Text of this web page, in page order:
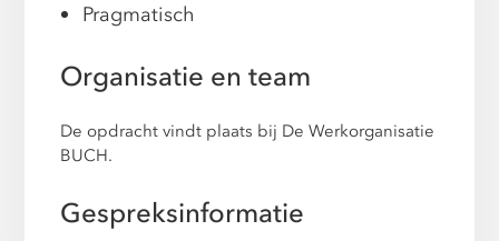
Pragmatisch
Organisatie en team
De opdracht vindt plaats bij De Werkorganisatie
BUCH.
Gespreksinformatie